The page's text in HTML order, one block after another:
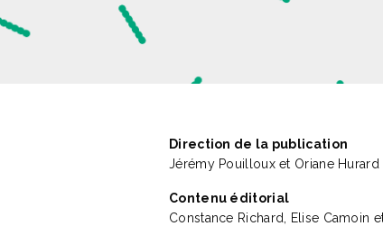
Direction de la publication
Jérémy Pouilloux et Oriane Hurard
Contenu éditorial
Constance Richard, Elise Camoin